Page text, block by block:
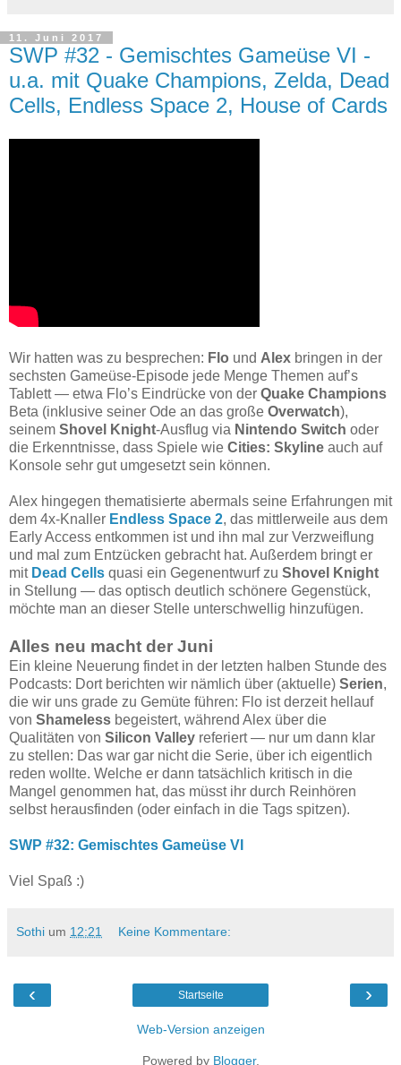
11. Juni 2017
SWP #32 - Gemischtes Gameüse VI -
u.a. mit Quake Champions, Zelda, Dead
Cells, Endless Space 2, House of Cards
Wir hatten was zu besprechen: Flo und Alex bringen in der
sechsten Gameüse-Episode jede Menge Themen auf’s
Tablett — etwa Flo’s Eindrücke von der Quake Champions
Beta (inklusive seiner Ode an das große Overwatch),
seinem Shovel Knight-Ausflug via Nintendo Switch oder
die Erkenntnisse, dass Spiele wie Cities: Skyline auch auf
Konsole sehr gut umgesetzt sein können.
Alex hingegen thematisierte abermals seine Erfahrungen mit
dem 4x-Knaller Endless Space 2, das mittlerweile aus dem
Early Access entkommen ist und ihn mal zur Verzweiflung
und mal zum Entzücken gebracht hat. Außerdem bringt er
mit Dead Cells quasi ein Gegenentwurf zu Shovel Knight
in Stellung — das optisch deutlich schönere Gegenstück,
möchte man an dieser Stelle unterschwellig hinzufügen.
Alles neu macht der Juni
Ein kleine Neuerung findet in der letzten halben Stunde des
Podcasts: Dort berichten wir nämlich über (aktuelle) Serien,
die wir uns grade zu Gemüte führen: Flo ist derzeit hellauf
von Shameless begeistert, während Alex über die
Qualitäten von Silicon Valley referiert — nur um dann klar
zu stellen: Das war gar nicht die Serie, über ich eigentlich
reden wollte. Welche er dann tatsächlich kritisch in die
Mangel genommen hat, das müsst ihr durch Reinhören
selbst herausfinden (oder einfach in die Tags spitzen).
SWP #32: Gemischtes Gameüse VI
Viel Spaß :)
Sothi um 12:21 Keine Kommentare:
‹ ›
Startseite
Web-Version anzeigen
Powered by Blogger.